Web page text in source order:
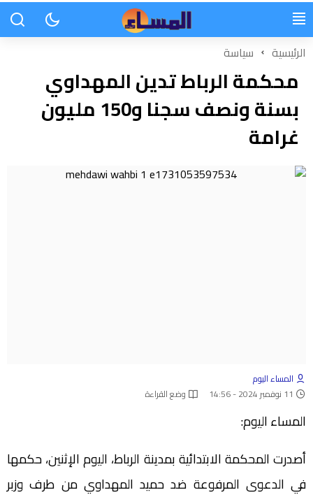
الرئيسية سياسة
محكمة الرباط تدين المهداوي
بسنة ونصف سجنا و150 مليون
غرامة
المساء اليوم
11 نوفمبر 2024 - 14:56
وضع القراءة
المساء اليوم:
أصدرت المحكمة الابتدائية بمدينة الرباط، اليوم الإثنين، حكمها
في الدعوى المرفوعة ضد حميد المهداوي من طرف وزبر